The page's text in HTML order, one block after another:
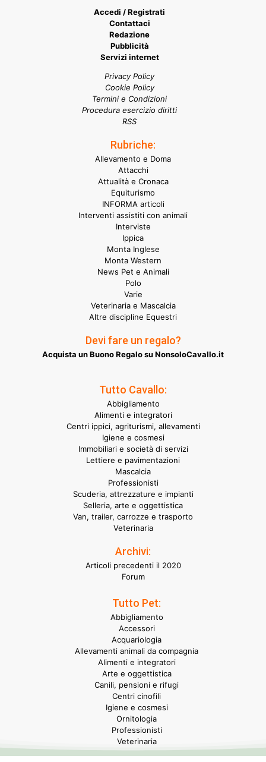
Accedi / Registrati
Contattaci
Redazione
Pubblicità
Servizi internet
Privacy Policy
Cookie Policy
Termini e Condizioni
Procedura esercizio diritti
RSS
Rubriche:
Allevamento e Doma
Attacchi
Attualità e Cronaca
Equiturismo
INFORMA articoli
Interventi assistiti con animali
Interviste
Ippica
Monta Inglese
Monta Western
News Pet e Animali
Polo
Varie
Veterinaria e Mascalcia
Altre discipline Equestri
Devi fare un regalo?
Acquista un Buono Regalo su NonsoloCavallo.it
Tutto Cavallo:
Abbigliamento
Alimenti e integratori
Centri ippici, agriturismi, allevamenti
Igiene e cosmesi
Immobiliari e società di servizi
Lettiere e pavimentazioni
Mascalcia
Professionisti
Scuderia, attrezzature e impianti
Selleria, arte e oggettistica
Van, trailer, carrozze e trasporto
Veterinaria
Archivi:
Articoli precedenti il 2020
Forum
Tutto Pet:
Abbigliamento
Accessori
Acquariologia
Allevamenti animali da compagnia
Alimenti e integratori
Arte e oggettistica
Canili, pensioni e rifugi
Centri cinofili
Igiene e cosmesi
Ornitologia
Professionisti
Veterinaria